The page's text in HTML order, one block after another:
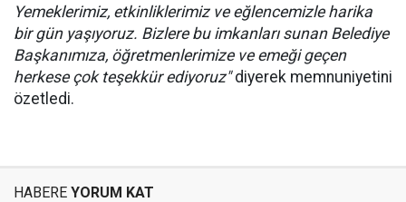
Yemeklerimiz, etkinliklerimiz ve eğlencemizle harika
bir gün yaşıyoruz. Bizlere bu imkanları sunan Belediye
Başkanımıza, öğretmenlerimize ve emeği geçen
herkese çok teşekkür ediyoruz"diyerek memnuniyetini
özetledi.
HABERE YORUM KAT